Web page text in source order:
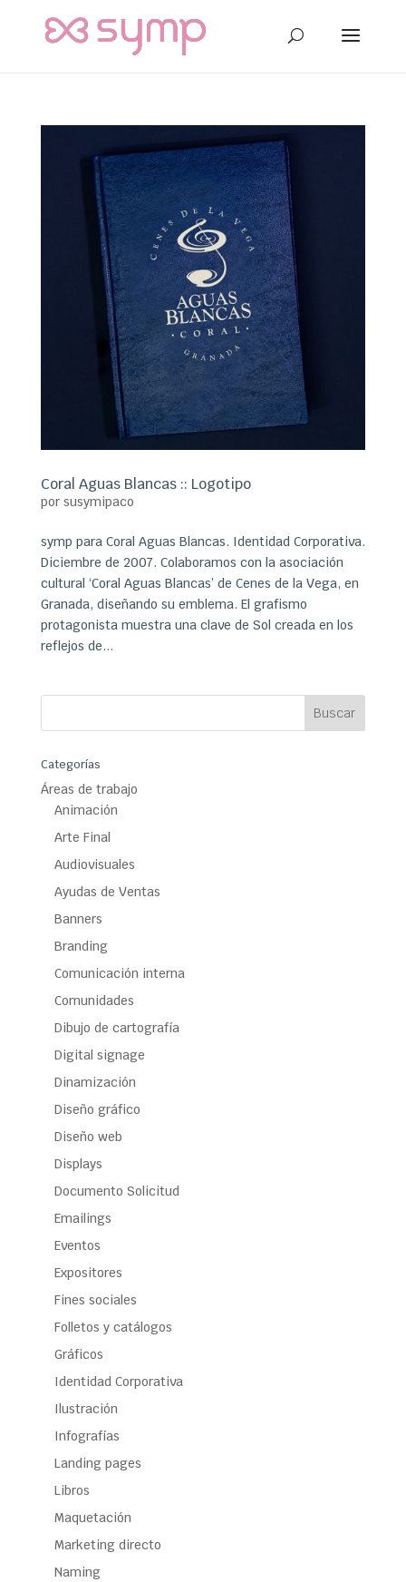
Coral Aguas Blancas :: Logotipo
por susymipaco
symp para Coral Aguas Blancas. Identidad Corporativa.
Diciembre de 2007. Colaboramos con la asociación
cultural ‘Coral Aguas Blancas’ de Cenes de la Vega, en
Granada, diseñando su emblema. El grafismo
protagonista muestra una clave de Sol creada en los
reflejos de...
Categorías
Áreas de trabajo
Animación
Arte Final
Audiovisuales
Ayudas de Ventas
Banners
Branding
Comunicación interna
Comunidades
Dibujo de cartografía
Digital signage
Dinamización
Diseño gráfico
Diseño web
Displays
Documento Solicitud
Emailings
Eventos
Expositores
Fines sociales
Folletos y catálogos
Gráficos
Identidad Corporativa
Ilustración
Infografías
Landing pages
Libros
Maquetación
Marketing directo
Naming